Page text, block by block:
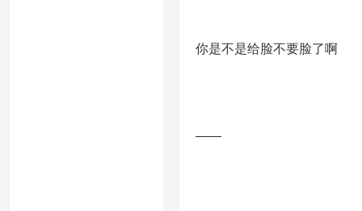
你是不是给脸不要脸了啊
——